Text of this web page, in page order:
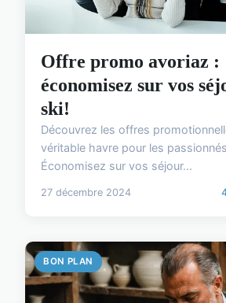
Offre promo avoriaz :
économisez sur vos
ski!
Découvrez les offres
véritable havre pour les
Économisez sur vos séjour...
27 décembre 2024
BON PLAN